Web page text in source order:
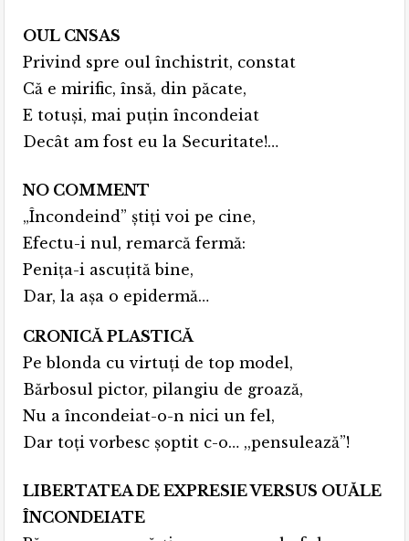
OUL CNSAS
Privind spre oul închistrit, constat
Că e mirific, însă, din păcate,
E totuși, mai puțin încondeiat
Decât am fost eu la Securitate!…
NO COMMENT
„Încondeind” știți voi pe cine,
Efectu-i nul, remarcă fermă:
Penița-i ascuțită bine,
Dar, la așa o epidermă…
CRONICĂ PLASTICĂ
Pe blonda cu virtuți de top model,
Bărbosul pictor, pilangiu de groază,
Nu a încondeiat-o-n nici un fel,
Dar toți vorbesc șoptit c-o… ,,pensulează”!
LIBERTATEA DE EXPRESIE VERSUS OUĂLE
ÎNCONDEIATE